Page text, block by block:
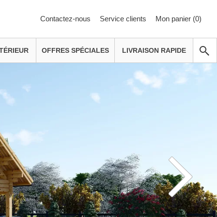
Contactez-nous Service clients Mon panier (0)
OFFRES SPÉCIALES LIVRAISON RAPIDE